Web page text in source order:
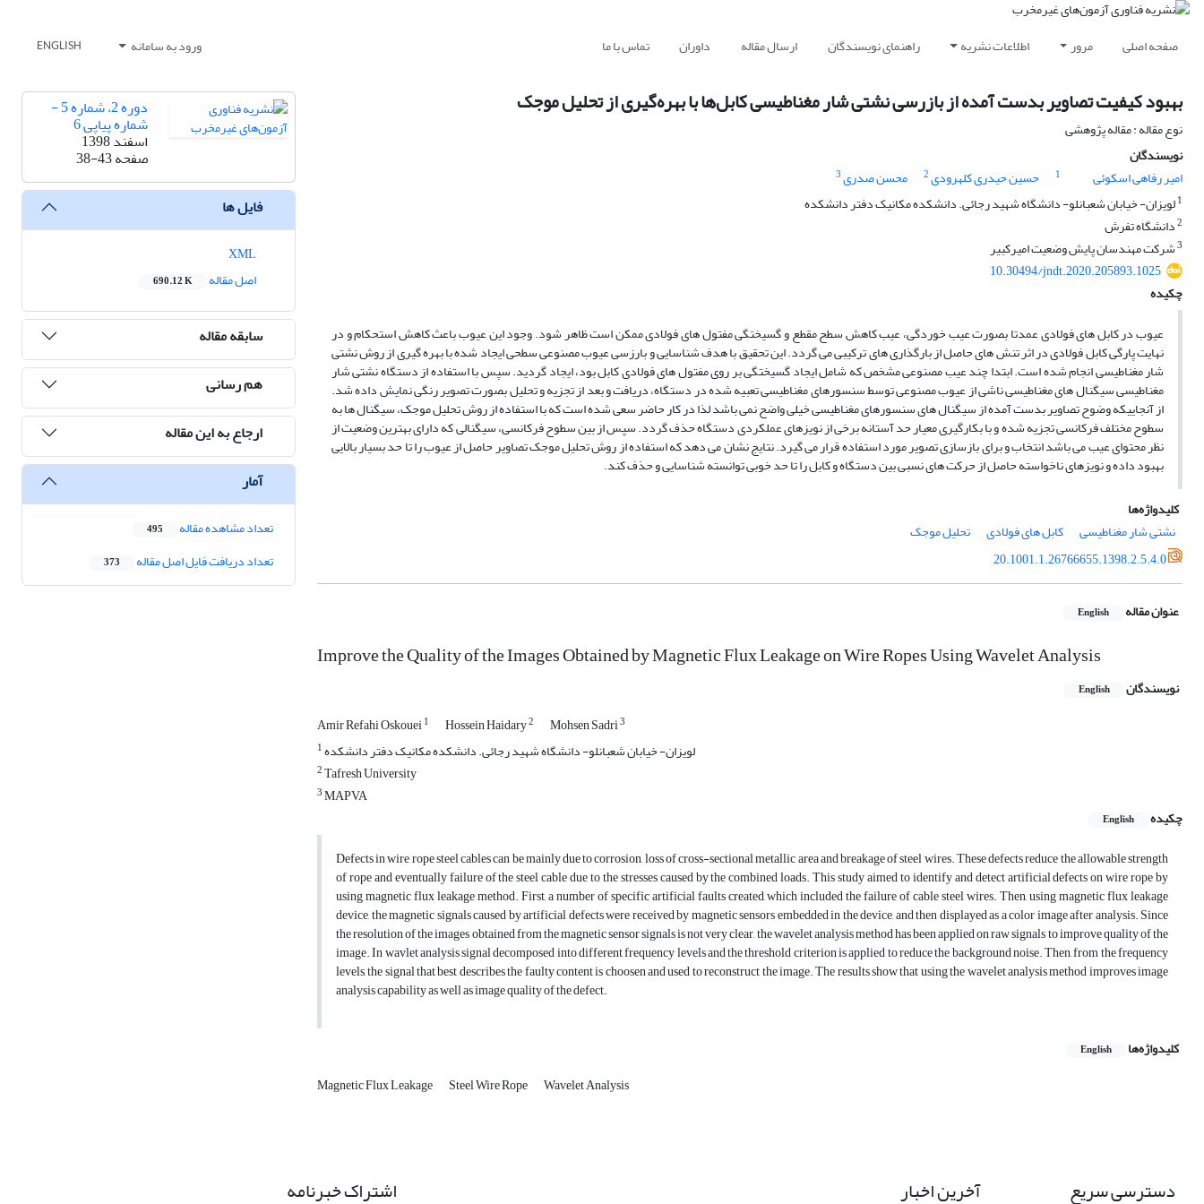
صفحه اصلی مرور اطلاعات نشریه راهنمای نویسندگان ارسال مقاله داوران تماس با ما ورود به سامانه ENGLISH
بهبود کیفیت تصاویر بدست آمده از بازرسی نشتی شار مغناطیسی کابل‌ها با بهره‌گیری از تحلیل موجک
نوع مقاله : مقاله پژوهشی
نویسندگان
امیر رفاهی اسکوئی
1 حسین حیدری کلهرودی2 محسن صدری3
1لویزان- خیابان شعبانلو- دانشگاه شهید رجائی. دانشکده مکانیک دفتر دانشکده
2دانشگاه تفرش
3شرکت مهندسان پایش وضعیت امیرکبیر
10.30494/jndt.2020.205893.1025
چکیده
عیوب در کابل های فولادی عمدتا بصورت عیب خوردگی، عیب کاهش سطح مقطع و گسیختگی مفتول های فولادی ممکن است ظاهر شود. وجود این عیوب باعث کاهش استحکام و در
نهایت پارگی کابل فولادی در اثر تنش های حاصل از بارگذاری های ترکیبی می گردد. این تحقیق با هدف شناسایی و بارزسی عیوب مصنوعی سطحی ایجاد شده با بهره گیری از روش نشتی
شار مغناطیسی انجام شده است. ابتدا چند عیب مصنوعی مشخص که شامل ایجاد گسیختگی بر روی مفتول های فولادی کابل بود، ایجاد گردید. سپس با استفاده از دستگاه نشتی شار
مغناطیسی سیگنال های مغناطیسی ناشی از عیوب مصنوعی توسط سنسورهای مغناطیسی تعبیه شده در دستگاه، دریافت و بعد از تجزیه و تحلیل بصورت تصویر رنگی نمایش داده شد.
از آنجاییکه وضوح تصاویر بدست آمده از سیگنال های سنسورهای مغناطیسی خیلی واضح نمی باشد لذا در کار حاضر سعی شده است که با استفاده از روش تحلیل موجک، سیگنال ها به
سطوح مختلف فرکانسی تجزیه شده و با بکارگیری معیار حد آستانه برخی از نویزهای عملکردی دستگاه حذف گردد. سپس از بین سطوح فرکانسی، سیگنالی که دارای بهترین وضعیت از
نظر محتوای عیب می باشد انتخاب و برای بازسازی تصویر مورد استفاده قرار می گیرد. نتایج نشان می دهد که استفاده از روش تحلیل موجک تصاویر حاصل از عیوب را تا حد بسیار بالایی
بهبود داده و نویزهای ناخواسته حاصل از حرکت های نسبی بین دستگاه و کابل را تا حد خوبی توانسته شناسایی و حذف کند.
کلیدواژه‌ها
نشتی شار مغناطیسی
کابل های فولادی
تحلیل موجک
20.1001.1.26766655.1398.2.5.4.0
عنوان مقاله English
Improve the Quality of the Images Obtained by Magnetic Flux Leakage on Wire Ropes Using Wavelet Analysis
نویسندگان English
Amir Refahi Oskouei1 Hossein Haidary2 Mohsen Sadri3
1لویزان- خیابان شعبانلو- دانشگاه شهید رجائی. دانشکده مکانیک دفتر دانشکده
2Tafresh University
3MAPVA
چکیده
English
Defects in wire rope steel cables can be mainly due to corrosion, loss of cross-sectional metallic area and breakage of steel wires. These defects reduce the allowable strength
of rope and eventually failure of the steel cable due to the stresses caused by the combined loads. This study aimed to identify and detect artificial defects on wire rope by
using magnetic flux leakage method. First, a number of specific artificial faults created, which included the failure of cable steel wires. Then, using magnetic flux leakage
device, the magnetic signals caused by artificial defects were received by magnetic sensors embedded in the device, and then displayed as a color image after analysis. Since
the resolution of the images obtained from the magnetic sensor signals is not very clear, the wavelet analysis method has been applied on raw signals to improve quality of the
image. In wavlet analysis signal decomposed into different frequency levels and the threshold criterion is applied to reduce the background noise. Then, from the frequency
levels, the signal that best describes the faulty content is choosen and used to reconstruct the image. The results show that using the wavelet analysis method improves image
analysis capability as well as image quality of the defect.
کلیدواژه‌ها English
Magnetic Flux Leakage Steel Wire Rope Wavelet Analysis
دوره 2، شماره 5 -
شماره پیاپی 6
اسفند 1398
صفحه38-43
فایل ها
اصل مقاله
690.12 K
سابقه مقاله
هم رسانی
ارجاع به این مقاله
آمار
تعداد مشاهده مقاله 495
تعداد دریافت فایل اصل مقاله 373
دسترسی سریع آخرین اخبار اشتراک خبرنامه